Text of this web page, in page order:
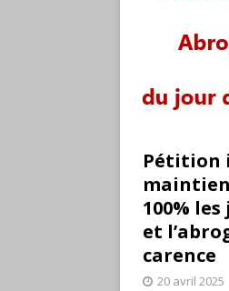
Pétition
100%
et
carence
20 avril 2025